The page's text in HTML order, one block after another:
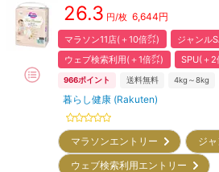
26.3 円/枚 6,644円
マラソン11店(＋10倍㌽)
ジャンル
ウェブ検索利用(＋1倍㌽)
SPU(＋2
966ポイント 送料無料 4kg～8kg
暮らし健康 (Rakuten)
マラソンエントリー
ジ
ウェブ検索利用エントリー